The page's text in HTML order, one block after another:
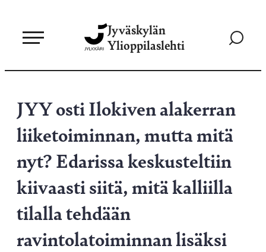
sisältöön
Jyväskylän
Ylioppilaslehti
Siirry
JYY osti Ilokiven alakerran
liiketoiminnan, mutta mitä
nyt? Edarissa keskusteltiin
kiivaasti siitä, mitä kalliilla
tilalla tehdään
ravintolatoiminnan lisäksi